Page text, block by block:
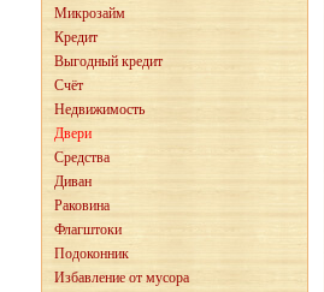
Микрозайм
Кредит
Выгодный кредит
Счёт
Недвижимость
Двери
Средства
Диван
Раковина
Флагштоки
Подоконник
Избавление от мусора